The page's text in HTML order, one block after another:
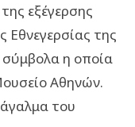
εξέγερσης
της
σύμβολα η οποία
Αθηνών.
άγαλμα του